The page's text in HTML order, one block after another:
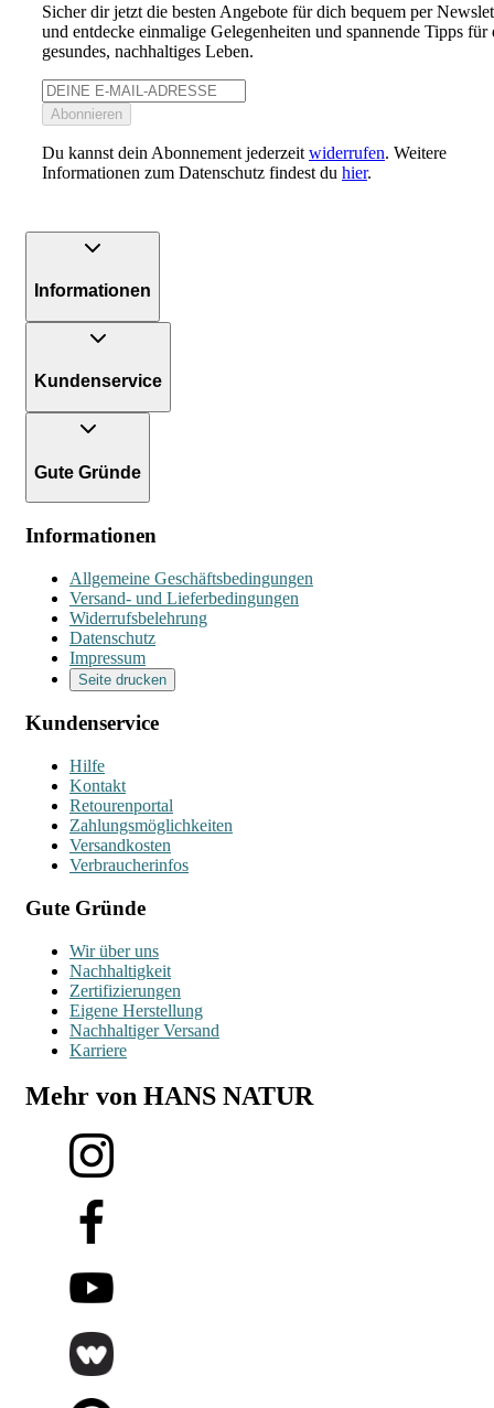
Sicher dir jetzt die besten Angebote für dich bequem per
und entdecke einmalige Gelegenheiten und spannende Tipps für
gesundes, nachhaltiges Leben.
Abonnieren
Du kannst dein Abonnement jederzeit widerrufen. Weitere
Informationen zum Datenschutz findest du hier.
Informationen
Kundenservice
Gute Gründe
Informationen
Allgemeine Geschäftsbedingungen
Versand- und Lieferbedingungen
Widerrufsbelehrung
Datenschutz
Impressum
Seite drucken
Kundenservice
Hilfe
Kontakt
Retourenportal
Zahlungsmöglichkeiten
Versandkosten
Verbraucherinfos
Gute Gründe
Wir über uns
Nachhaltigkeit
Zertifizierungen
Eigene Herstellung
Nachhaltiger Versand
Karriere
Mehr von HANS NATUR